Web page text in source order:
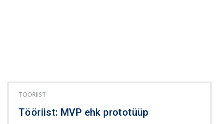
TÖÖRIIST
Tööriist: MVP ehk prototüüp